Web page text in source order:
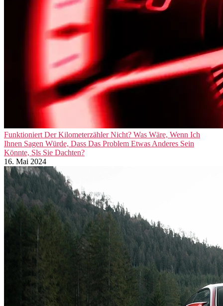
Funktioniert Der Kilometerzähler Nicht? Was Wäre, Wenn Ich
Ihnen Sagen Würde, Dass Das Problem Etwas Anderes Sein
Könnte, Sls Sie Dachten?
16. Mai 2024